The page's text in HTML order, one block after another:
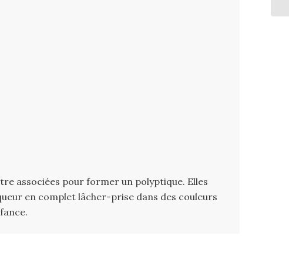
associées pour former un polyptique. Elles
en complet lâcher-prise dans des couleurs